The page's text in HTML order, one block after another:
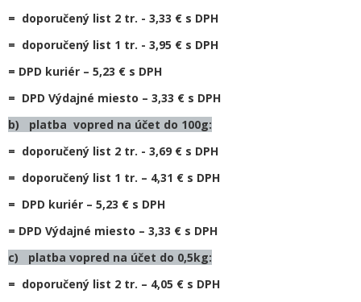
= doporučený list 2 tr. - 3,33 € s DPH
= doporučený list 1 tr. - 3,95 € s DPH
= DPD kuriér – 5,23 € s DPH
= DPD Výdajné miesto – 3,33 € s DPH
b) platba vopred na účet do 100g:
= doporučený list 2 tr. - 3,69 € s DPH
= doporučený list 1 tr. – 4,31 € s DPH
= DPD kuriér – 5,23 € s DPH
= DPD Výdajné miesto – 3,33 € s DPH
c) platba vopred na účet do 0,5kg:
= doporučený list 2 tr. – 4,05 € s DPH